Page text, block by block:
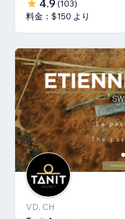
4.9 (103)
料金：$150 より
VD, CH